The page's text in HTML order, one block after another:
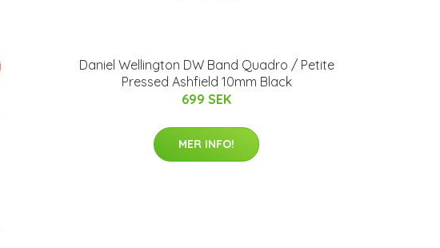
Daniel Wellington DW Band Quadro / Petite
Pressed Ashfield 10mm Black
699 SEK
MER INFO!